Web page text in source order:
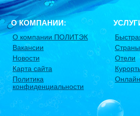
О КОМПАНИИ:
О компании ПОЛИТЭК
Вакансии
Новости
Карта сайта
Политика
конфиденциальности
Страны
Отели